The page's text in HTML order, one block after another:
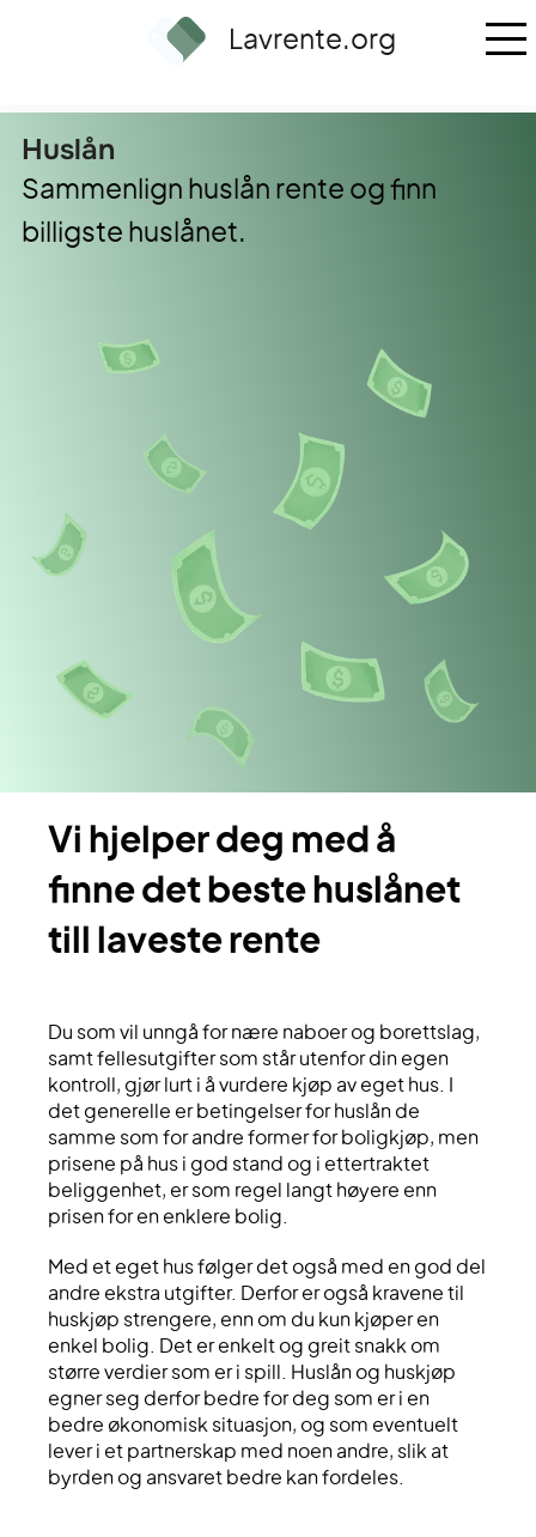
Lavrente.org
huslån
Sammenlign huslån rente og finn
billigste huslånet.
vi hjelper deg med å
finne det beste huslånet
till laveste rente
Du som vil unngå for nære naboer og borettslag,
samt fellesutgifter som står utenfor din egen
kontroll, gjør lurt i å vurdere kjøp av eget hus. I
det generelle er betingelser for huslån de
samme som for andre former for boligkjøp, men
prisene på hus i god stand og i ettertraktet
beliggenhet, er som regel langt høyere enn
prisen for en enklere bolig.
Med et eget hus følger det også med en god del
andre ekstra utgifter. Derfor er også kravene til
huskjøp strengere, enn om du kun kjøper en
enkel bolig. Det er enkelt og greit snakk om
større verdier som er i spill. Huslån og huskjøp
egner seg derfor bedre for deg som er i en
bedre økonomisk situasjon, og som eventuelt
lever i et partnerskap med noen andre, slik at
byrden og ansvaret bedre kan fordeles.